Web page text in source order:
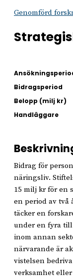
Genomförd
Bidragsperiod
Belopp (milj kr)
Handläggare
Bidrag för
näringsliv.
15 milj kr för en
en period av två
täcker en
under en fyra
inom annan
närvarande är
vistelsen
verksamhet